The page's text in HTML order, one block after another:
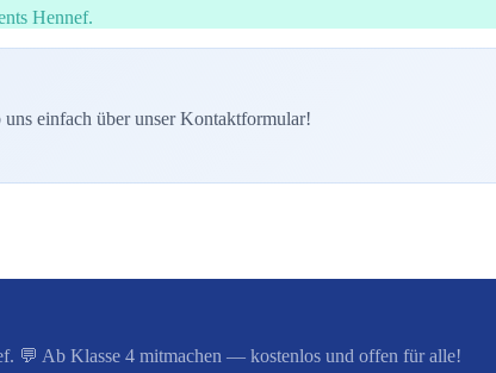
Hennef.
uns einfach über unser Kontaktformular!
💬 Ab Klasse 4 mitmachen — kostenlos und offen für alle!